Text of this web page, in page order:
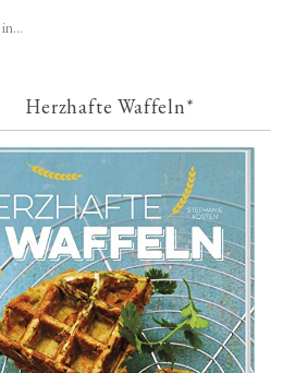
Herzhafte Waffeln*